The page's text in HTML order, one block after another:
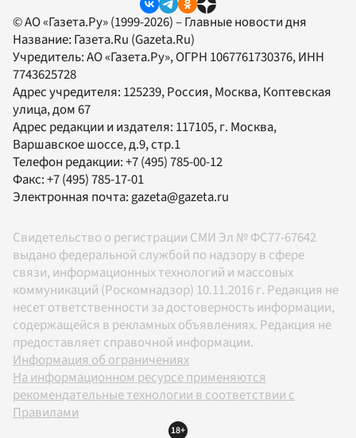
© АО «Газета.Ру» (1999-2026) – Главные новости дня
Название: Газета.Ru (Gazeta.Ru)
Учредитель:АО «Газета.Ру», ОГРН 1067761730376, ИНН
7743625728
Адрес учредителя: 125239, Россия, Москва, Коптевская
улица, дом 67
Адрес редакции и издателя: 117105, г. Москва,
Варшавское шоссе, д.9, стр.1
Телефон редакции:+7 (495) 785-00-12
Факс:+7 (495) 785-17-01
Электронная почта:gazeta@gazeta.ru
Свидетельство о регистрации СМИ Эл № ФС77-67642
выдано федеральной службой по надзору в сфере
связи, информационных технологий и массовых
коммуникаций (Роскомнадзор) 10.11.2016 г. Редакция не
несет ответственности за достоверность информации,
содержащейся в рекламных объявлениях. Редакция не
предоставляет справочной информации.
Информация об ограничениях
На информационном ресурсе применяются
рекомендательные технологии в соответствии с
Правилами
18+